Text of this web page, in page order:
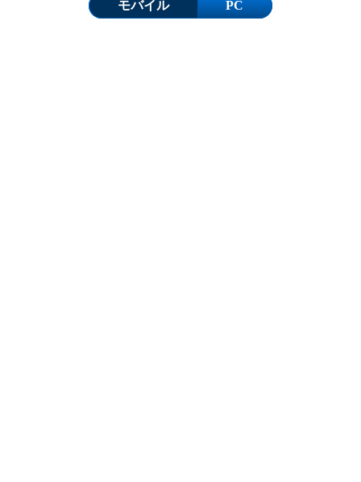
モバイル PC